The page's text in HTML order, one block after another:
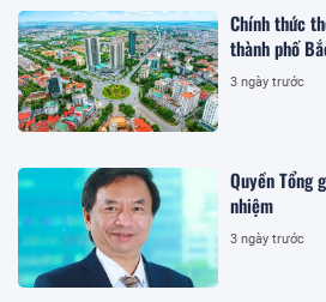
Chính thức
thành phố
3 ngày trước
Quyền Tổng
nhiệm
3 ngày trước